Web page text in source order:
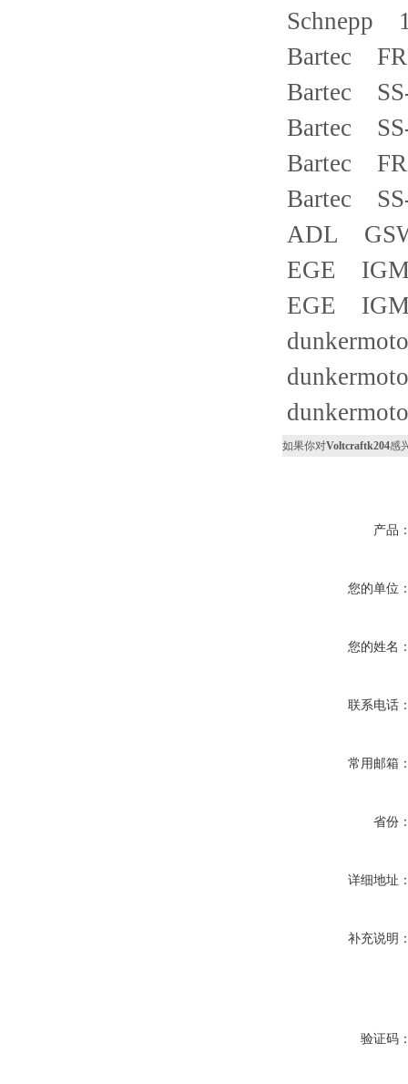
Schnepp
Bartec
Bartec
Bartec
Bartec
Bartec
ADL
EGE
EGE
如果你对Voltcraftk204感
产品
您的单位
您的姓名
联系电话
常用邮箱
省份
详细地址
补充说明
验证码